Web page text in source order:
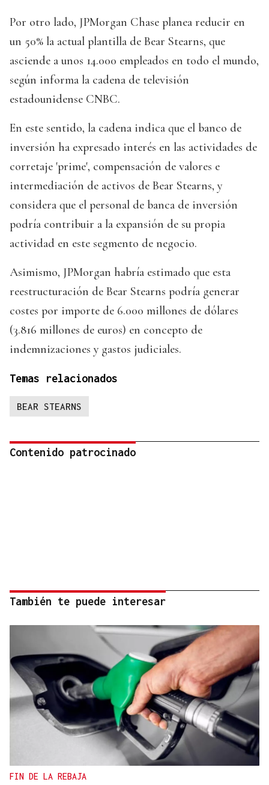
Por otro lado, JPMorgan Chase planea reducir en
un 50% la actual plantilla de Bear Stearns, que
asciende a unos 14.000 empleados en todo el mundo,
según informa la cadena de televisión
estadounidense CNBC.
En este sentido, la cadena indica que el banco de
inversión ha expresado interés en las actividades de
corretaje 'prime', compensación de valores e
intermediación de activos de Bear Stearns, y
considera que el personal de banca de inversión
podría contribuir a la expansión de su propia
actividad en este segmento de negocio.
Asimismo, JPMorgan habría estimado que esta
reestructuración de Bear Stearns podría generar
costes por importe de 6.000 millones de dólares
(3.816 millones de euros) en concepto de
indemnizaciones y gastos judiciales.
Temas relacionados
BEAR STEARNS
Contenido patrocinado
También te puede interesar
FIN DE LA REBAJA